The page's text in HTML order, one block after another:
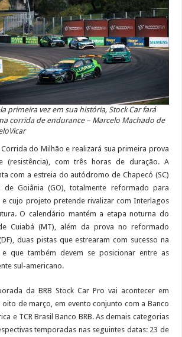
primeira vez em sua história, Stock Car fará
corrida de endurance – Marcelo Machado de
do Milhão e realizará sua primeira prova
(resistência), com três horas de duração. A
com a estreia do autódromo de Chapecó (SC)
Goiânia (GO), totalmente reformado para
e cujo projeto pretende rivalizar com Interlagos
O calendário mantém a etapa noturna do
Cuiabá (MT), além da prova no reformado
duas pistas que estrearam com sucesso na
que também devem se posicionar entre as
sul-americano.
da BRB Stock Car Pro vai acontecer em
oito de março, em evento conjunto com a Banco
e TCR Brasil Banco BRB. As demais categorias
temporadas nas seguintes datas: 23 de